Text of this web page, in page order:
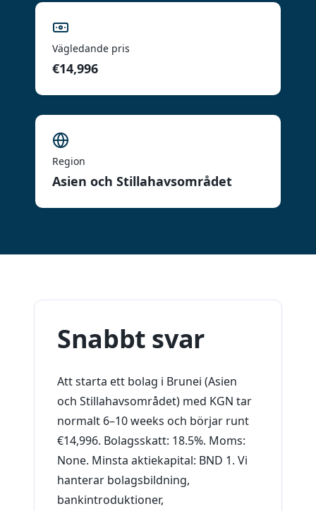
Vägledande pris
€14,996
Region
Asien och Stillahavsområdet
Snabbt svar
Att starta ett bolag i Brunei (Asien
och Stillahavsområdet) med KGN tar
normalt 6–10 weeks och börjar runt
€14,996. Bolagsskatt: 18.5%. Moms:
None. Minsta aktiekapital: BND 1. Vi
hanterar bolagsbildning,
bankintroduktioner,